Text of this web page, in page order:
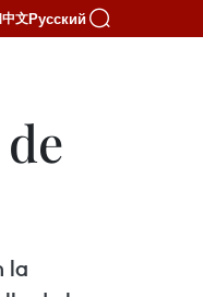
中文Русский
la